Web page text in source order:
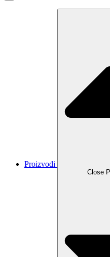
Proizvodi
Close